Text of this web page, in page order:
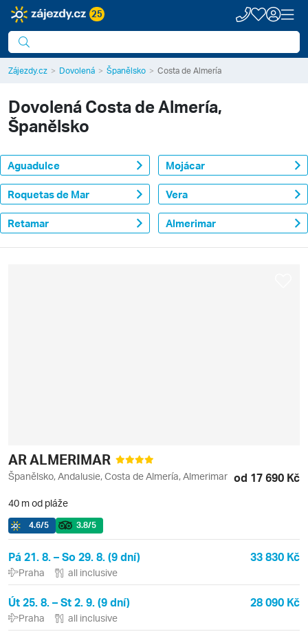
25
Zájezdy.cz Dovolená Španělsko Costa de Almería
Dovolená Costa de Almería,
Španělsko
Aguadulce Mojácar
Roquetas de Mar Vera
Retamar Almerimar
AR ALMERIMAR
Španělsko, Andalusie, Costa de Almería, Almerimar od 17 690 Kč
40 m od pláže
4.6/5 3.8/5
Pá 21. 8. – So 29. 8. (9 dní) 33 830 Kč
Praha all inclusive
Út 25. 8. – St 2. 9. (9 dní) 28 090 Kč
Praha all inclusive